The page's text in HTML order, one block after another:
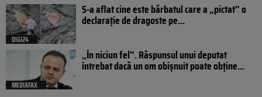
DIGI24
S-a aflat cine este bărbatul care a „pictat” o
declarație de dragoste pe...
MEDIAFAX
„În niciun fel”. Răspunsul unui deputat
întrebat dacă un om obișnuit poate obține...